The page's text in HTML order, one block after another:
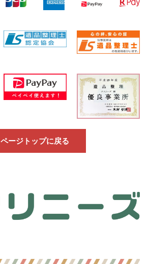
ページトップに戻る